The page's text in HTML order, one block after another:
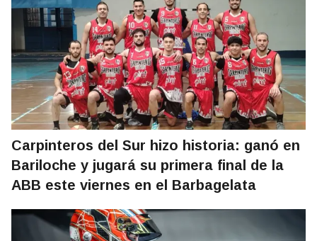
Carpinteros del Sur hizo historia: ganó en
Bariloche y jugará su primera final de la
ABB este viernes en el Barbagelata